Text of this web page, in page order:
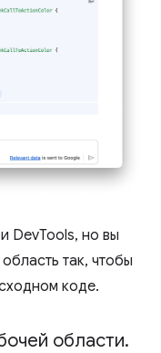
DevTools, но вы
так, чтобы
коде.
области.